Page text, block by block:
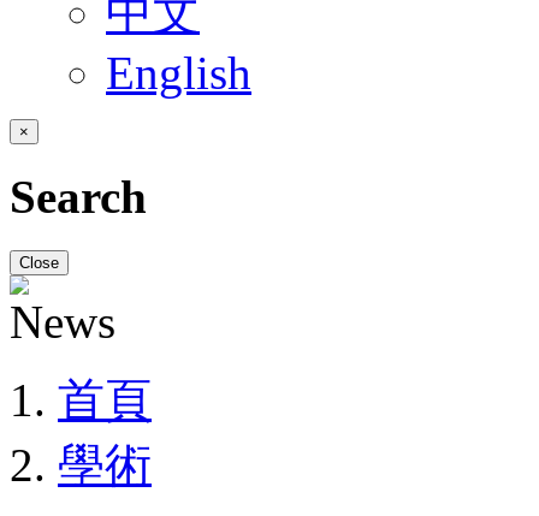
中文
English
×
Search
Close
首頁
學術